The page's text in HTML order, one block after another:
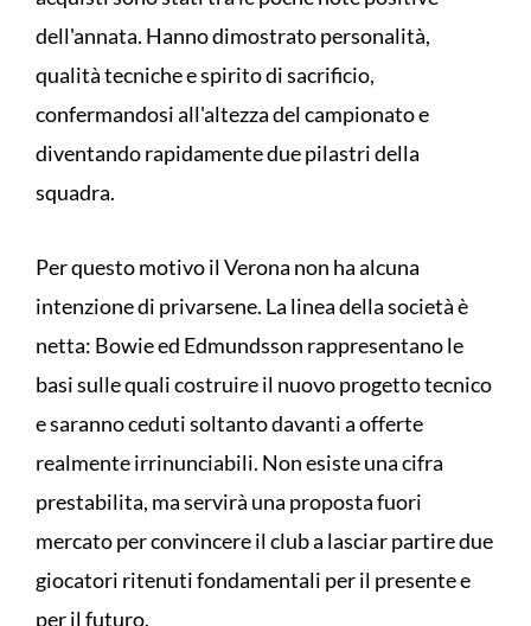
dell'annata. Hanno dimostrato personalità,
qualità tecniche e spirito di sacrificio,
confermandosi all'altezza del campionato e
diventando rapidamente due pilastri della
squadra.
Per questo motivo il Verona non ha alcuna
intenzione di privarsene. La linea della società è
netta: Bowie ed Edmundsson rappresentano le
basi sulle quali costruire il nuovo progetto tecnico
e saranno ceduti soltanto davanti a offerte
realmente irrinunciabili. Non esiste una cifra
prestabilita, ma servirà una proposta fuori
mercato per convincere il club a lasciar partire due
giocatori ritenuti fondamentali per il presente e
per il futuro.